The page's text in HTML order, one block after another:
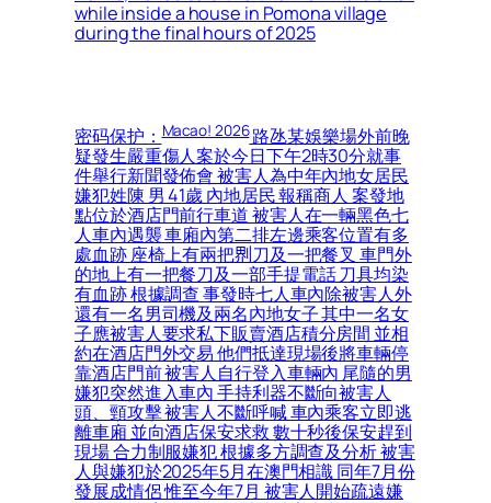
while inside a house in Pomona village
during the final hours of 2025
密码保护：Macao! 2026路氹某娛樂場外前晚
疑發生嚴重傷人案於今日下午2時30分就事
件舉行新聞發佈會 被害人為中年內地女居民
嫌犯姓陳 男 41歲 內地居民 報稱商人 案發地
點位於酒店門前行車道 被害人在一輛黑色七
人車內遇襲 車廂內第二排左邊乘客位置有多
處血跡 座椅上有兩把𠝹刀及一把餐叉 車門外
的地上有一把餐刀及一部手提電話 刀具均染
有血跡 根據調查 事發時七人車內除被害人外
還有一名男司機及兩名內地女子 其中一名女
子應被害人要求私下販賣酒店積分房間 並相
約在酒店門外交易 他們抵達現場後將車輛停
靠酒店門前 被害人自行登入車輛內 尾隨的男
嫌犯突然進入車內 手持利器不斷向被害人
頭、頸攻擊 被害人不斷呼喊 車內乘客立即逃
離車廂 並向酒店保安求救 數十秒後保安趕到
現場 合力制服嫌犯 根據多方調查及分析 被害
人與嫌犯於2025年5月在澳門相識 同年7月份
發展成情侶 惟至今年7月 被害人開始疏遠嫌